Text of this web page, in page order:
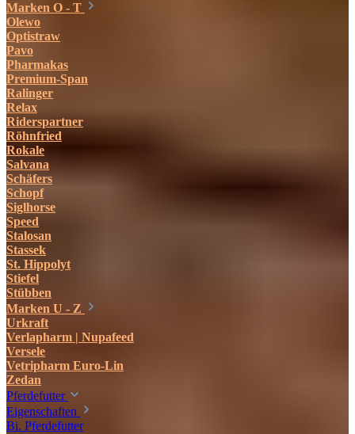
Marken O - T
Olewo
Optistraw
Pavo
Pharmakas
Premium-Span
Ralinger
Relax
Riderspartner
Röhnfried
Rokale
Salvana
Schäfers
Schopf
Siglhorse
Speed
Stalosan
Stassek
St. Hippolyt
Stiefel
Stübben
Marken U - Z
Urkraft
Verlapharm | Nupafeed
Versele
Vetripharm Euro-Lin
Zedan
Pferdefutter
Eigenschaften
Bi. Pferdefutter